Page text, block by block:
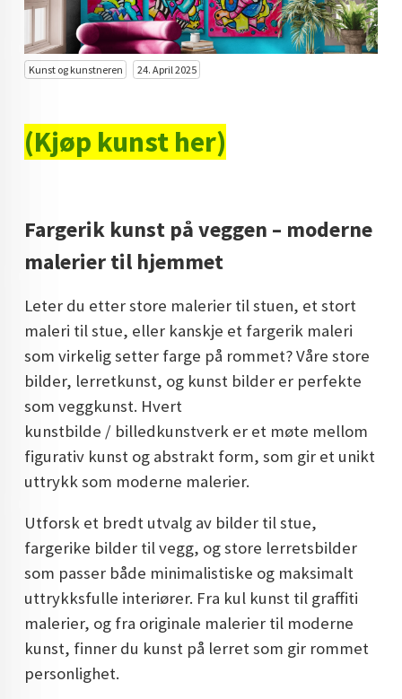
KUNSTSTILER
FARGETEORI
KJØP KUNST TIL SALGS
FARGERIK KUNST
KUNST
KUNSTNER BLOGG - EN KUNSTNERS DAGBOK
STORE MALERIER TIL STUE
NORSK KUNST
DOPAMIN DECOR NORGE
DOPAMIN DECOR NORGE
Kunst og kunstneren 24. April 2025
(Kjøp kunst her)
Fargerik kunst på veggen – moderne
malerier til hjemmet
Leter du etter store malerier til stuen, et stort
maleri til stue, eller kanskje et fargerik maleri
som virkelig setter farge på rommet? Våre store
bilder, lerretkunst, og kunst bilder er perfekte
som veggkunst. Hvert
kunstbilde / billedkunstverk er et møte mellom
figurativ kunst og abstrakt form, som gir et unikt
uttrykk som moderne malerier.
Utforsk et bredt utvalg av bilder til stue,
fargerike bilder til vegg, og store lerretsbilder
som passer både minimalistiske og maksimalt
uttrykksfulle interiører. Fra kul kunst til graffiti
malerier, og fra originale malerier til moderne
kunst, finner du kunst på lerret som gir rommet
personlighet.